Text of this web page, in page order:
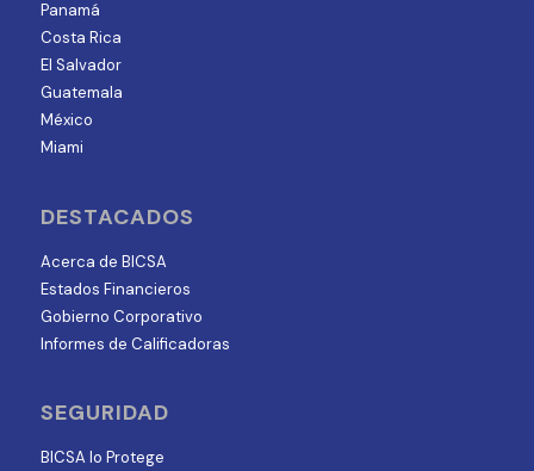
Panamá
Costa Rica
El Salvador
Guatemala
México
Miami
DESTACADOS
Acerca de BICSA
Estados Financieros
Gobierno Corporativo
Informes de Calificadoras
SEGURIDAD
BICSA lo Protege